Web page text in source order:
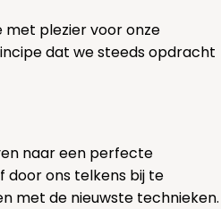
met plezier voor onze
dat we steeds opdracht
naar een perfecte
door ons telkens bij te
met de nieuwste technieken.